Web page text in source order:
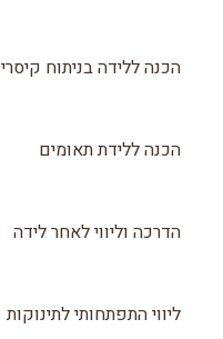
הכנה ללידה בניתוח קיסרי
הכנה ללידת תאומים
הדרכה וליווי לאחר לידה
ליווי התפתחותי לתינוקות